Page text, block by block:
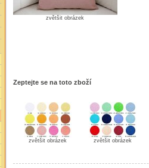
zvětšit obrázek
Zeptejte se na toto zboží
zvětšit obrázek zvětšit obrázek